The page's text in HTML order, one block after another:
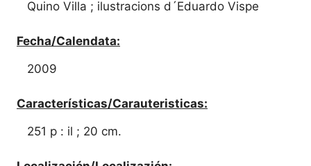
Quino Villa ; ilustracions d´Eduardo Vispe
Fecha/Calendata:
2009
Características/Carauteristicas:
251 p : il ; 20 cm.